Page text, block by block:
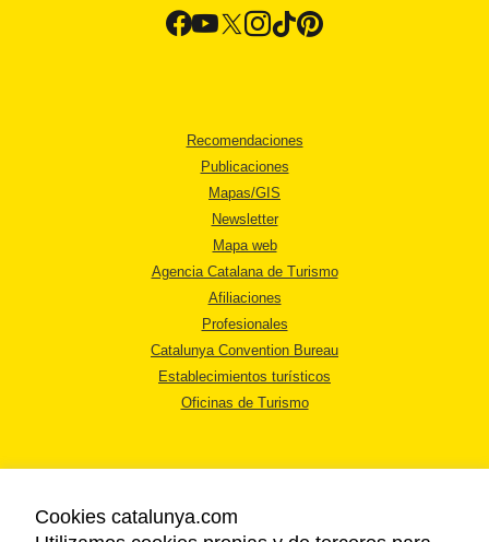
Recomendaciones
Publicaciones
Mapas/GIS
Newsletter
Mapa web
Agencia Catalana de Turismo
Afiliaciones
Profesionales
Catalunya Convention Bureau
Establecimientos turísticos
Oficinas de Turismo
Cookies catalunya.com